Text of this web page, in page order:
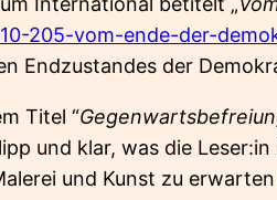
205-vom-ende-der-
Endzustandes der
Titel “
und klar, was die
und Kunst zu